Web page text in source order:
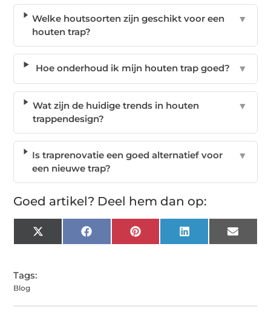
Welke houtsoorten zijn geschikt voor een
houten trap?
▼
Hoe onderhoud ik mijn houten trap goed? ▼
Wat zijn de huidige trends in houten
trappendesign?
▼
Is traprenovatie een goed alternatief voor
een nieuwe trap?
▼
Goed artikel? Deel hem dan op:
X
(Twitter)
FacebookPinterest LinkedIn Email
Tags:
Blog